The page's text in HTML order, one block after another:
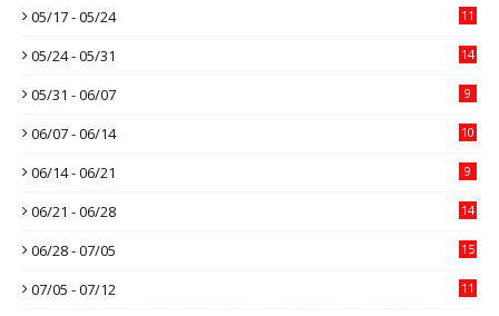
05/17 - 05/24 11
05/24 - 05/31 14
05/31 - 06/07 9
06/07 - 06/14 10
06/14 - 06/21 9
06/21 - 06/28 14
06/28 - 07/05 15
07/05 - 07/12 11